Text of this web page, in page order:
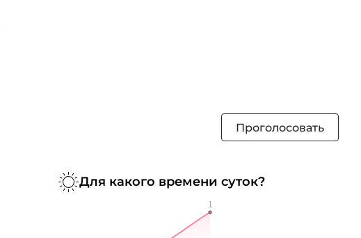
Проголосовать
Для какого времени суток?